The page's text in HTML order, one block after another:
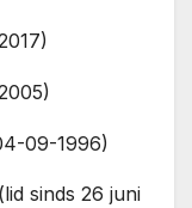
09-1996)
sinds 26 juni